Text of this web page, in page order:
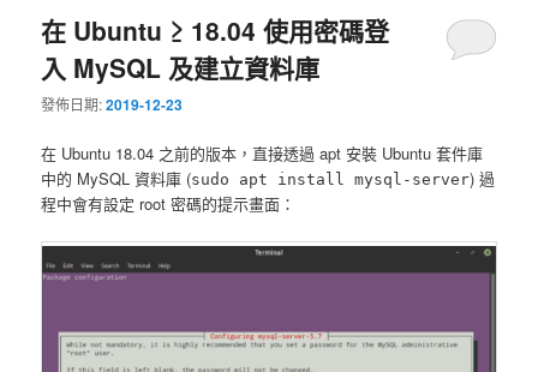
在 Ubuntu ≥ 18.04 使用密碼登
入 MySQL 及建立資料庫
發佈日期:2019-12-23
在 Ubuntu 18.04 之前的版本，直接透過 apt 安裝 Ubuntu 套件庫
中的 MySQL 資料庫 (sudo apt install mysql-server) 過
程中會有設定 root 密碼的提示畫面：